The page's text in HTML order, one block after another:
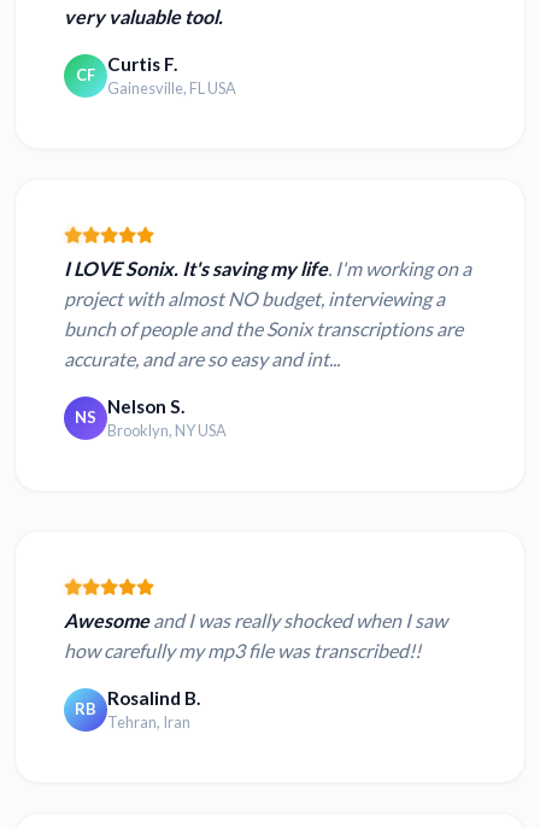
very valuable tool.
CF Curtis F.
Gainesville, FL USA
I LOVE Sonix. It's saving my life. I'm working on a
project with almost NO budget, interviewing a
bunch of people and the Sonix transcriptions are
accurate, and are so easy and int...
NS Nelson S.
Brooklyn, NY USA
Awesomeand I was really shocked when I saw
how carefully my mp3 file was transcribed!!
RB Rosalind B.
Tehran, Iran